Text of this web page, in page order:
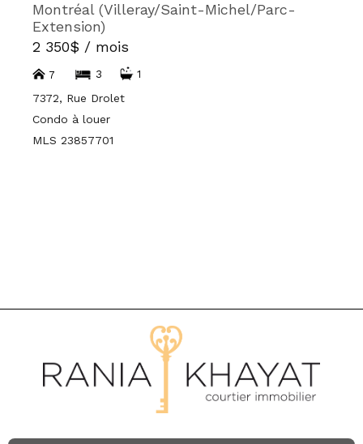
Montréal (Villeray/Saint-Michel/Parc-
Extension)
2 350$ / mois
7 3 1
7372, Rue Drolet
Condo à louer
MLS 23857701